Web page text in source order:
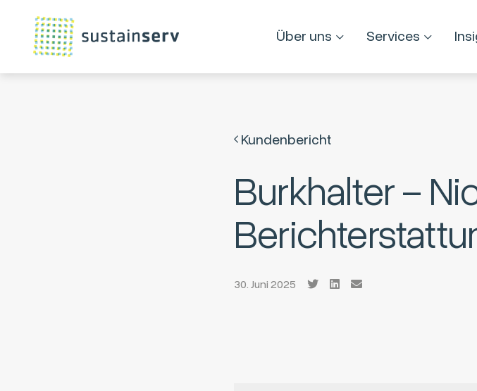
Über uns Services
Kundenbericht
Burkhalter –
30. Juni 2025